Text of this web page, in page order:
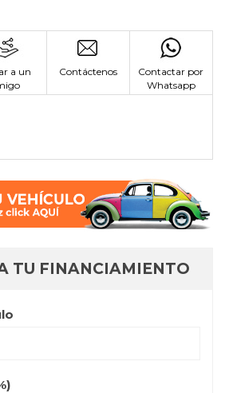
a un
Contáctenos
Contactar por
Whatsapp
TU FINANCIAMIENTO